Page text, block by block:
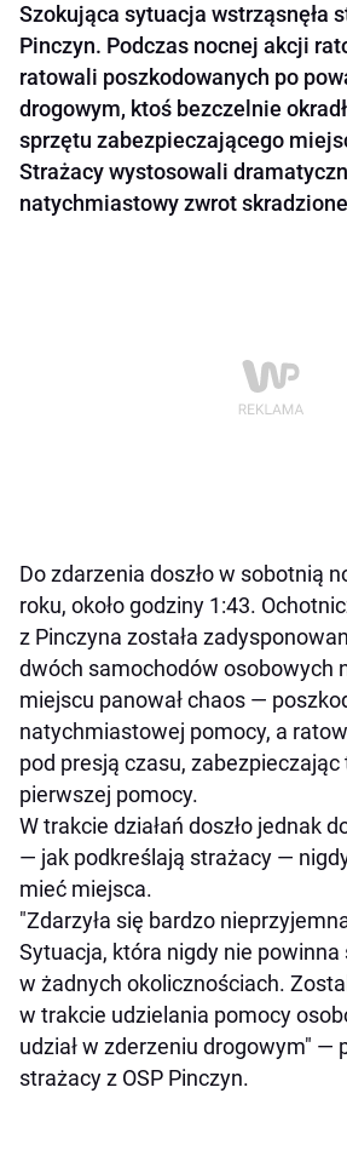
Szokująca sytuacja wstrząsnęła
Pinczyn. Podczas nocnej akcji
ratowali poszkodowanych po
drogowym, ktoś bezczelnie
sprzętu zabezpieczającego
Strażacy wystosowali
natychmiastowy zwrot
Do zdarzenia doszło w sobotnią
roku, około godziny 1:43.
z Pinczyna została
dwóch samochodów osobowych
miejscu panował chaos —
natychmiastowej pomocy, a
pod presją czasu,
pierwszej pomocy.
W trakcie działań doszło jednak
— jak podkreślają strażacy —
mieć miejsca.
"Zdarzyła się bardzo
Sytuacja, która nigdy nie powinna
w żadnych okolicznościach.
w trakcie udzielania pomocy
udział w zderzeniu drogowym" —
strażacy z OSP Pinczyn.